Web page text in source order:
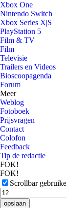
Xbox One
Nintendo Switch
Xbox Series X|S
PlayStation 5
Film & TV
Film
Televisie
Trailers en Videos
Bioscoopagenda
Forum
Meer
Weblog
Fotoboek
Prijsvragen
Contact
Colofon
Feedback
Tip de redactie
FOK!
FOK!
Scrollbar
opslaan